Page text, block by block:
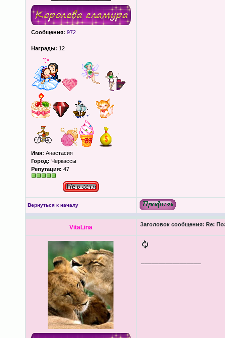
Сообщения: 972
Награды: 12
Имя: Анастасия
Город: Черкассы
Репутация: 47
Вернуться к началу
VitaLina Заголовок сообщения: Re: